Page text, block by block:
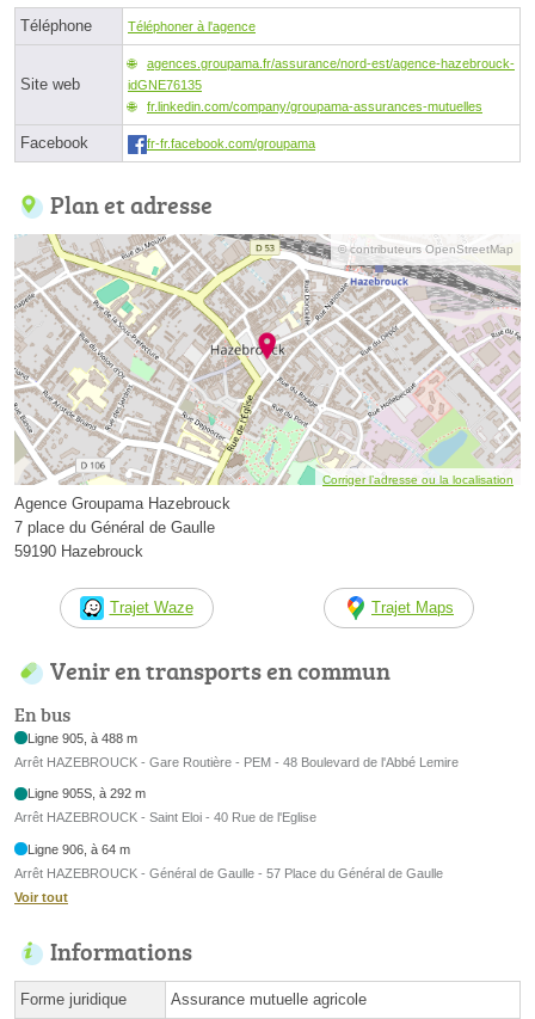
Téléphone Téléphoner à l'agence
Site web
agences.groupama.fr/assurance/nord-est/agence-hazebrouck-
idGNE76135
fr.linkedin.com/company/groupama-assurances-mutuelles
Facebook fr-fr.facebook.com/groupama
Plan et adresse
© contributeurs OpenStreetMap
Corriger l’adresse ou la localisation
Agence Groupama Hazebrouck
7 place du Général de Gaulle
59190 Hazebrouck
Trajet Waze Trajet Maps
Venir en transports en commun
En bus
Ligne 905, à 488 m
Arrêt HAZEBROUCK - Gare Routière - PEM - 48 Boulevard de l'Abbé Lemire
Ligne 905S, à 292 m
Arrêt HAZEBROUCK - Saint Eloi - 40 Rue de l'Eglise
Ligne 906, à 64 m
Arrêt HAZEBROUCK - Général de Gaulle - 57 Place du Général de Gaulle
Voir tout
Informations
Forme juridique Assurance mutuelle agricole